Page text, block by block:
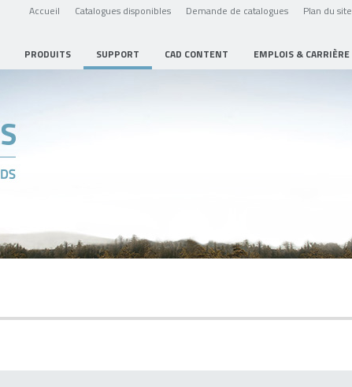
Accueil Catalogues disponibles Demande de catalogues Plan du site
PRODUITS SUPPORT CAD CONTENT EMPLOIS & CARRIÈRE